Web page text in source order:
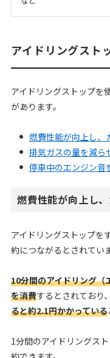
アイドリングスト
アイドリングストップを
があります。
燃費性能が向上し、
排気ガスの量を減ら
停車中のエンジン音
燃費性能が向上し
アイドリングストップを
約につながるとされてい
10分間のアイドリング
を消費するとされており、
ると約2.1円かかっている
1分間のアイドリングス